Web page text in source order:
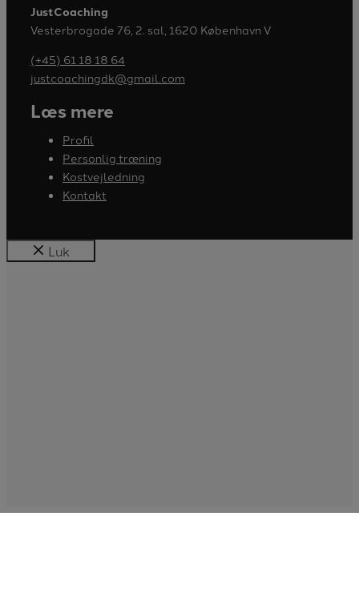
JustCoaching
Vesterbrogade 76, 2. sal, 1620 København V
(+45) 61 18 18 64
justcoachingdk@gmail.com
Læs mere
Profil
Personlig træning
Kostvejledning
Kontakt
Luk